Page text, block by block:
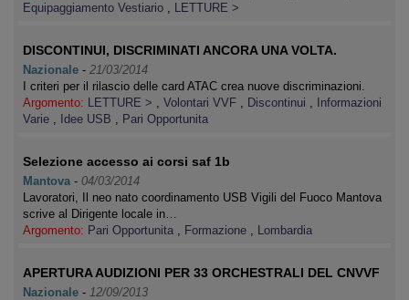
Equipaggiamento Vestiario , LETTURE >
DISCONTINUI, DISCRIMINATI ANCORA UNA VOLTA.
Nazionale - 21/03/2014
I criteri per il rilascio delle card ATAC crea nuove discriminazioni.
Argomento: LETTURE > , Volontari VVF , Discontinui ,
Informazioni
Varie , Idee USB , Pari Opportunita
Selezione accesso ai corsi saf 1b
Mantova - 04/03/2014
Lavoratori, Il neo nato coordinamento USB Vigili del Fuoco Mantova
scrive al Dirigente locale in…
Argomento: Pari Opportunita , Formazione , Lombardia
APERTURA AUDIZIONI PER 33 ORCHESTRALI DEL CNVVF
Nazionale - 12/09/2013